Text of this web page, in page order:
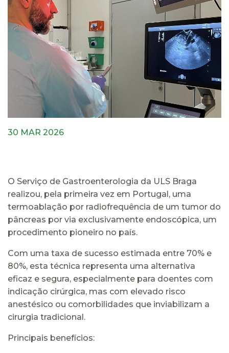
30 MAR 2026
O Serviço de Gastroenterologia da ULS Braga
realizou, pela primeira vez em Portugal, uma
termoablação por radiofrequência de um tumor do
pâncreas por via exclusivamente endoscópica, um
procedimento pioneiro no país.
Com uma taxa de sucesso estimada entre 70% e
80%, esta técnica representa uma alternativa
eficaz e segura, especialmente para doentes com
indicação cirúrgica, mas com elevado risco
anestésico ou comorbilidades que inviabilizam a
cirurgia tradicional.
Principais benefícios: